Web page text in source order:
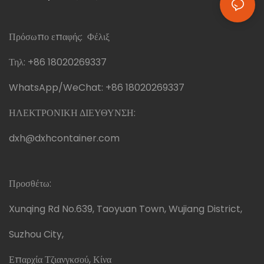
Πρόσωπο επαφής: Φέλιξ
Τηλ: +86 18020269337
WhatsApp/WeChat: +86 18020269337
ΗΛΕΚΤΡΟΝΙΚΗ ΔΙΕΥΘΥΝΣΗ:
dxh@dxhcontainer.com
Προσθέτω:
Xunqing Rd No.639, Taoyuan Town, Wujiang District,
Suzhou City,
Επαρχία Τζιανγκσού, Κίνα